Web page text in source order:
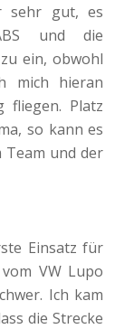
sehr gut, es
und die
ein, obwohl
mich hieran
Platz
so kann es
Team und der
Einsatz für
VW Lupo
Ich kam
die Strecke